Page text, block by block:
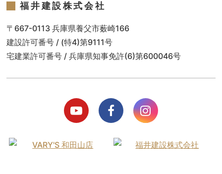
福井建設株式会社
〒667-0113 兵庫県養父市薮崎166
建設許可番号 / (特4)第9111号
宅建業許可番号 / 兵庫県知事免許(6)第600046号